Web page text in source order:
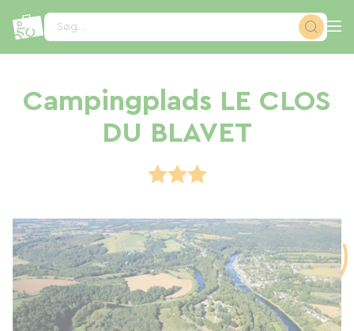
Søg...
Campingplads LE CLOS
DU BLAVET
CCookie-styringspanel